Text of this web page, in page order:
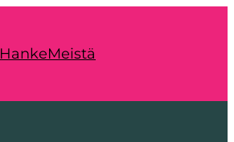
HankeMeistä